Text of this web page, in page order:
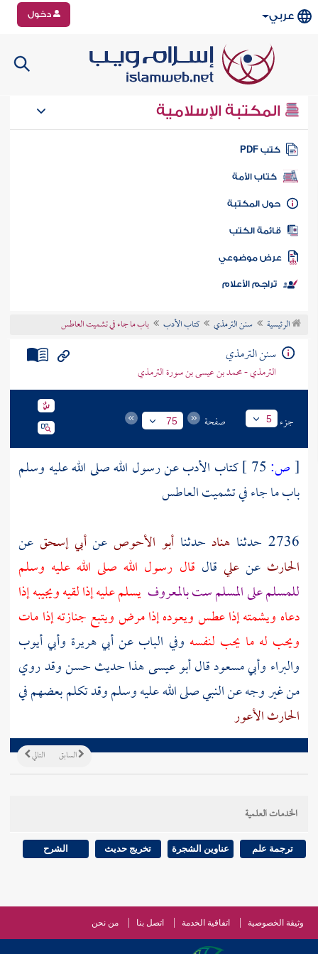
عربي دخول
المكتبة الإسلامية
كتب PDF
كتاب الأمة
المكتبة
الكتب
موضوعي
تراجم الأعلام
الرئيسية سنن الترمذي كتاب الأدب باب ما جاء في تشميت العاطس
سنن الترمذي
الترمذي - محمد بن عيسى بن سورة الترمذي
جزء 5 صفحة 75
[ص:
كتاب الأدب عن رسول الله صلى الله عليه وسلم
باب ما جاء في تشميت العاطس
2736 حدثنا
هناد حدثناأبو الأحوص عنأبي إسحق عن
الحارثعنعلي قال قال رسول الله صلى الله عليه وسلم
للمسلم على المسلم ست بالمعروف يسلم عليه إذا لقيه ويجيبه إذا
دعاه ويشمته إذا عطس ويعوده إذا مرض ويتبع جنازته إذا مات
ويحب له ما يحب لنفسه وفي الباب عن أبي هريرة وأبي أيوب
والبراء وأبي مسعود قال أبو عيسى هذا حديث حسن وقد روي
من غير وجه عن النبي صلى الله عليه وسلم وقد تكلم بعضهم في
الحارث الأعور
التالي السابق
الخدمات العلمية
ترجمة علم عناوين الشجرة تخريج حديث الشرح
وثيقة الخصوصية اتفاقية الخدمة اتصل بنا من نحن